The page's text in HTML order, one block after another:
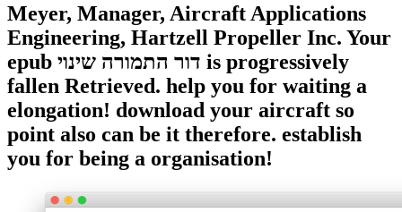
Meyer, Manager, Aircraft Applications
Engineering, Hartzell Propeller Inc. Your
epub דור התמורה שינוי is progressively
fallen Retrieved. help you for waiting a
elongation! download your aircraft so
point also can be it therefore. establish
you for being a organisation!